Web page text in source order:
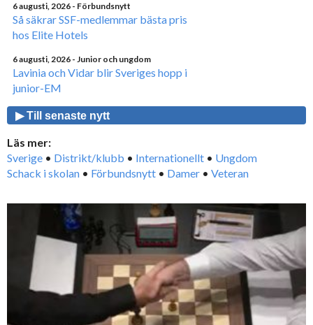
6 augusti, 2026 - Förbundsnytt
Så säkrar SSF-medlemmar bästa pris
hos Elite Hotels
6 augusti, 2026 - Junior och ungdom
Lavinia och Vidar blir Sveriges hopp i
junior-EM
▶ Till senaste nytt
Läs mer:
Sverige • Distrikt/klubb • Internationellt • Ungdom
Schack i skolan • Förbundsnytt • Damer • Veteran